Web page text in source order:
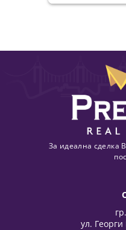
За идеална сделка
ул.